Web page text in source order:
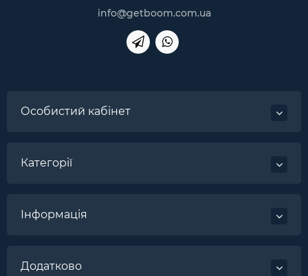
info@getboom.com.ua
Особистий кабінет
Категорії
Інформація
Додатково